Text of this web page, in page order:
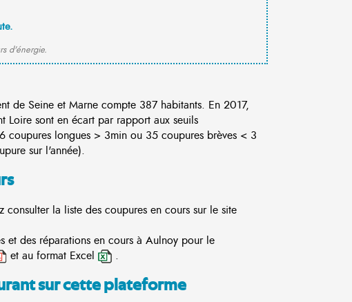
d'énergie.
de Seine et Marne compte 387 habitants. En 2017,
Loire sont en écart par rapport aux seuils
coupures longues > 3min ou 35 coupures brèves < 3
sur l'année).
la liste des coupures en cours sur le site
et des réparations en cours à Aulnoy pour le
et au format Excel .
sur cette plateforme